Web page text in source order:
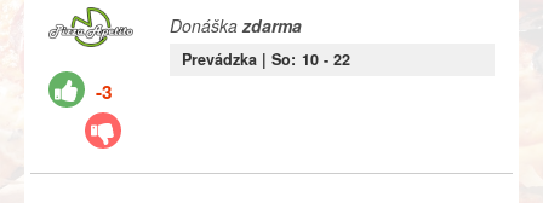
-3
Donáškazdarma
Prevádzka | So: 10- 22